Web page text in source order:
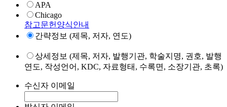
APA
Chicago
참고문헌양식안내
간략정보 (제목, 저자, 연도)
상세정보 (제목, 저자, 발행기관, 학술지명, 권호, 발행
연도, 작성언어, KDC, 자료형태, 수록면, 소장기관, 초록)
수신자 이메일